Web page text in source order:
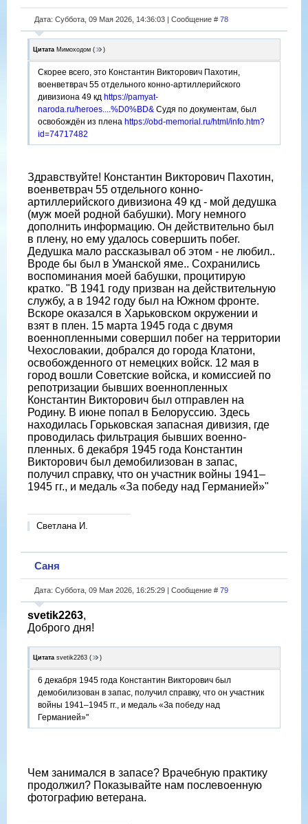
Дата: Суббота, 09 Мая 2026, 14:36:03 | Сообщение # 78
Цитата Мимоходом ( )
Скорее всего, это Константин Викторович Пахотин,
военветврач 55 отдельного конно-артиллерийского
дивизиона 49 кд https://pamyat-
naroda.ru/heroes....%D0%BD& Судя по документам, был
освобождён из плена https://obd-memorial.ru/html/info.htm?
id=74717482
Здравствуйте! Константин Викторович Пахотин,
военветврач 55 отдельного конно-
артиллерийского дивизиона 49 кд - мой дедушка
(муж моей родной бабушки). Могу немного
дополнить информацию. Он действительно был
в плену, но ему удалось совершить побег.
Дедушка мало рассказывал об этом - не любил..
Вроде бы был в Уманской яме.. Сохранились
воспоминания моей бабушки, процитирую
кратко. "В 1941 году призван на действительную
службу, а в 1942 году был на Южном фронте.
Вскоре оказался в Харьковском окружении и
взят в плен. 15 марта 1945 года с двумя
военнопленными совершил побег на территории
Чехословакии, добрался до города Клатони,
освобожденного от немецких войск. 12 мая в
город вошли Советские войска, и комиссией по
репотризации бывших военнопленных
Константин Викторович был отправлен на
Родину. В июне попал в Белоруссию. Здесь
находилась Горьковская запасная дивизия, где
проводилась фильтрация бывших военно-
пленных. 6 декабря 1945 года Константин
Викторович был демобилизован в запас,
получил справку, что он участник войны 1941–
1945 гг., и медаль «За победу над Германией»"
Светлана И.
Саня
Дата: Суббота, 09 Мая 2026, 16:25:29 | Сообщение # 79
svetik2263,
Доброго дня!
Цитата svetik2263 ( )
6 декабря 1945 года Константин Викторович был
демобилизован в запас, получил справку, что он участник
войны 1941–1945 гг., и медаль «За победу над
Германией»"
Чем занимался в запасе? Врачебную практику
продолжил? Показывайте нам послевоенную
фотографию ветерана.